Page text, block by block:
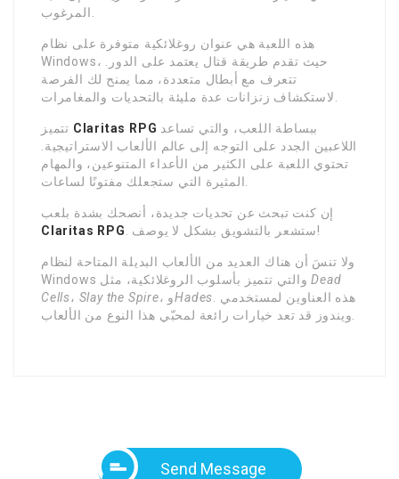
هذه اللعبة هي عنوان روغلائكية متوفرة على نظام
Windows، حيث تقدم طريقة قتال يعتمد على الدور.
تتعرف مع أبطال متعددة، مما يمنح لك الفرصة
Claritas RPG
اللاعبين الجدد على التوجه إلى عالم الألعاب الاستراتيجية.
تحتوي اللعبة على الكثير من الأعداء المتنوعين، والمهام
إن كنت تبحث عن تحديات جديدة، أنصحك بشدة بلعب
Claritas RPG
. ستشعر بالتشويق بشكل لا يوصف!
ولا تنسَ أن هناك العديد من الألعاب البديلة المتاحة لنظام
Windows والتي تتميز بأسلوب الروغلائكية، مثلDead
Cells، Slay the Spire ، وHades
Send Message